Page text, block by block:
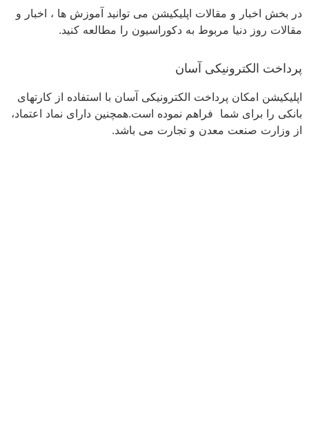
در بخش اخبار و مقالات اپلیکیشن می توانید آموزش ها ، اخبار و
مقالات روز دنیا مربوط به دکوراسیون را مطالعه کنید.
پرداخت الکترونیکی آسان
اپلیکیشن امکان پرداخت الکترونیکی آسان با استفاده از کارتهای
بانکی را برای شما فراهم نموده است.همچنین دارای نماد اعتماد،
از وزارت صنعت معدن و تجارت می باشد.